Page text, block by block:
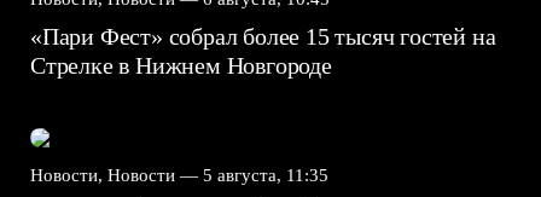
«Пари Фест» собрал более 15 тысяч гостей на
Стрелке в Нижнем Новгороде
Новости, Новости — 5 августа, 11:35